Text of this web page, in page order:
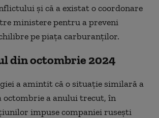
și că a existat o coordonare
ministere pentru a preveni
pe piața carburanților.
din octombrie 2024
a amintit că o situație similară a
octombrie a anului trecut, în
impuse companiei rusești